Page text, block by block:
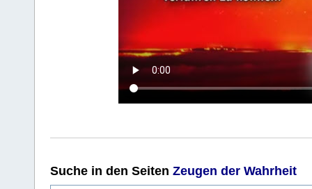
Suche in den Seiten Zeugen der Wahrheit